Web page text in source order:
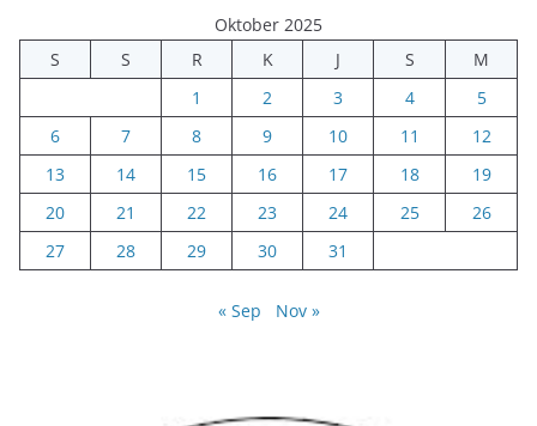
Oktober 2025
S
S R K J S
M
1
2 3 4
5
6
7 8 9 10 11
12
13
14 15 16 17 18
19
20
21 22 23 24 25
26
27
28 29 30 31
« Sep Nov »